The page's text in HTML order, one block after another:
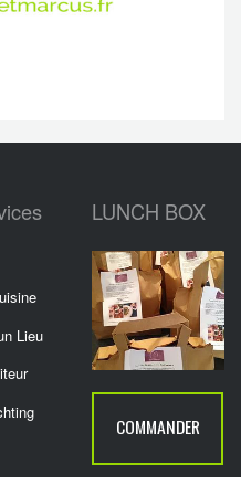
Lieu
LUNCH BOX
COMMANDER